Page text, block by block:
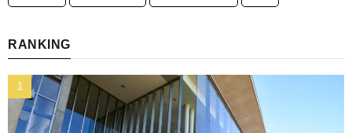
RANKING